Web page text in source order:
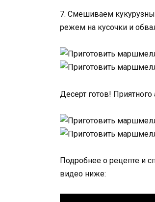
7. Смешиваем
режем на кусочки и
Десерт готов! Приятного
Подробнее о рецепте и
видео ниже: